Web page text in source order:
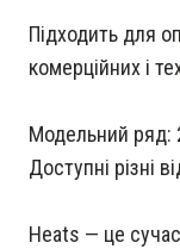
Підходить для
комерційних і
Модельний ряд:
Доступні різні
Heats — це